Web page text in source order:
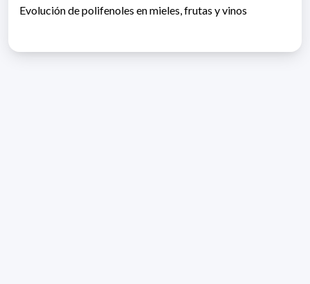
Evolución de polifenoles en mieles, frutas y vinos